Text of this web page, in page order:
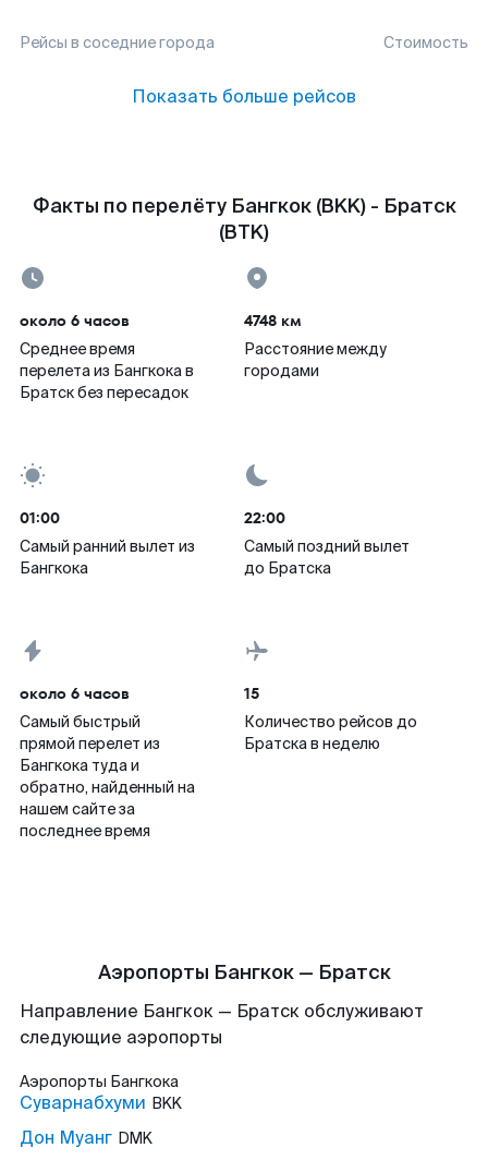
Рейсы в соседние города Стоимость
Показать больше рейсов
Факты по перелёту Бангкок (BKK) - Братск
(BTK)
около 6 часов
Среднее время
перелета из Бангкока в
Братск без пересадок
4748 км
Расстояние между
городами
01:00
Самый ранний вылет из
Бангкока
22:00
Самый поздний вылет
до Братска
около 6 часов
Самый быстрый
прямой перелет из
Бангкока туда и
обратно, найденный на
нашем сайте за
последнее время
15
Количество рейсов до
Братска в неделю
Аэропорты Бангкок — Братск
Направление Бангкок — Братск обслуживают
следующие аэропорты
Аэропорты Бангкока
Суварнабхуми BKK
Дон Муанг DMK